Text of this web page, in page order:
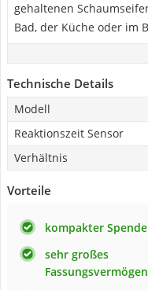
gehaltenen
Bad, der Küche oder im
Technische Details
Modell
Reaktionszeit Sensor
Verhältnis
Vorteile
kompakter
sehr großes
Fassungsvermögen